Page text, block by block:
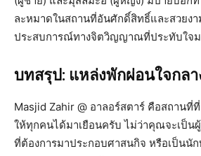
ละหมาดในสถานที่อันศักดิ์สิทธิ์และสวยง
ประสบการณ์ทางจิตวิญญาณที่ประทับใจม
บทสรุป: แหล่งพักผ่อนใจกลา
Masjid Zahir @ อาลอร์สตาร์ คือสถานที่
ให้ทุกคนได้มาเยือนครับ ไม่ว่าคุณจะเป็น
ที่ต้องการมาประกอบศาสนกิจ หรือเป็นนั